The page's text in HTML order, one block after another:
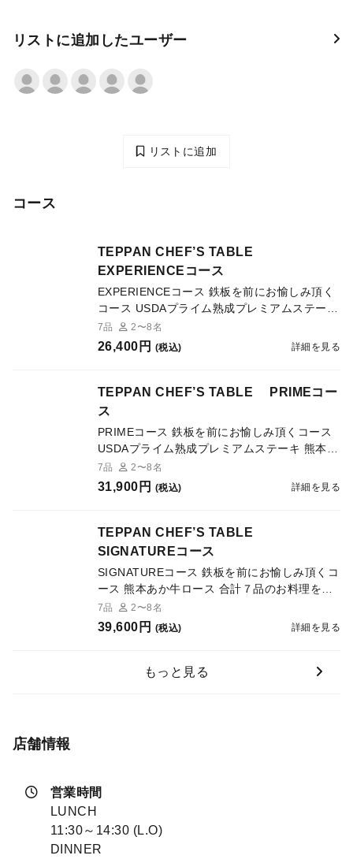
リストに追加したユーザー
リストに追加
コース
TEPPAN CHEF’S TABLE
EXPERIENCEコース
EXPERIENCEコース 鉄板を前にお愉しみ頂く
コース USDAプライム熟成プレミアムステーキ
合計７品のお料理をお楽しみいただけます。
7品 2〜8名
26,400円 (税込) 詳細を見る
TEPPAN CHEF’S TABLE PRIMEコー
ス
PRIMEコース 鉄板を前にお愉しみ頂くコース
USDAプライム熟成プレミアムステーキ 熊本あ
か牛ロース 合計７品のお料理をお楽しみいた
だけます。
7品 2〜8名
31,900円 (税込) 詳細を見る
TEPPAN CHEF’S TABLE
SIGNATUREコース
SIGNATUREコース 鉄板を前にお愉しみ頂くコ
ース 熊本あか牛ロース 合計７品のお料理をお
楽しみいただけます。
7品 2〜8名
39,600円 (税込) 詳細を見る
もっと見る
店舗情報
営業時間
LUNCH
11:30～14:30 (L.O)
DINNER